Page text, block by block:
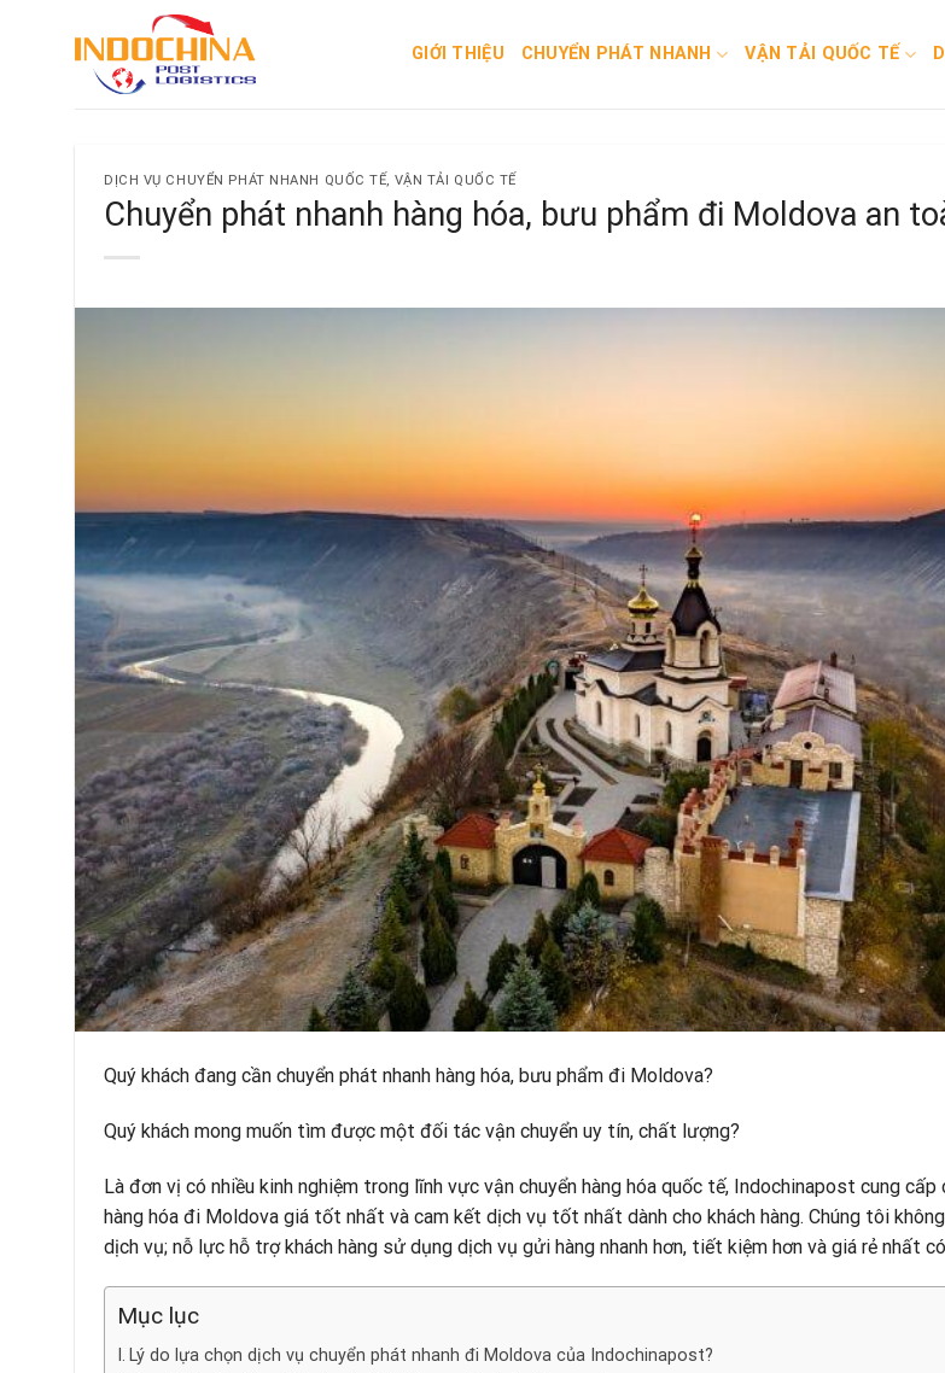
GIỚI THIỆU CHUYỂN PHÁT NHANH VẬN TẢI QUỐC TẾ
DỊCH VỤ CHUYỂN PHÁT NHANH QUỐC TẾ, VẬN TẢI QUỐC TẾ
Chuyển phát nhanh hàng hóa, bưu phẩm đi Moldova an
Quý khách đang cần chuyển phát nhanh hàng hóa, bưu phẩm đi Moldova?
Quý khách mong muốn tìm được một đối tác vận chuyển uy tín, chất lượng?
Là đơn vị có nhiều kinh nghiệm trong lĩnh vực vận chuyển hàng hóa quốc tế, Indochinapost cung cấp
hàng hóa đi Moldova giá tốt nhất và cam kết dịch vụ tốt nhất dành cho khách hàng. Chúng tôi
dịch vụ; nỗ lực hỗ trợ khách hàng sử dụng dịch vụ gửi hàng nhanh hơn, tiết kiệm hơn và giá rẻ nhất
Mục lục
Lý do lựa chọn dịch vụ chuyển phát nhanh đi Moldova của Indochinapost?